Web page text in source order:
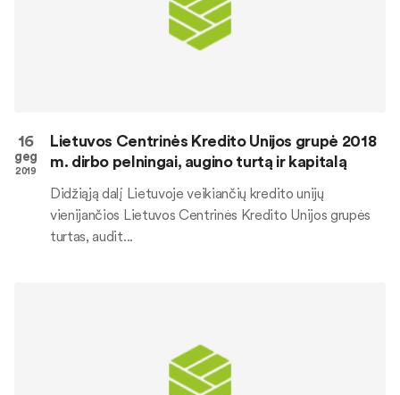
16
geg
2019
Lietuvos Centrinės Kredito Unijos grupė 2018
m. dirbo pelningai, augino turtą ir kapitalą
Didžiąją dalį Lietuvoje veikiančių kredito unijų
vienijančios Lietuvos Centrinės Kredito Unijos grupės
turtas, audit...